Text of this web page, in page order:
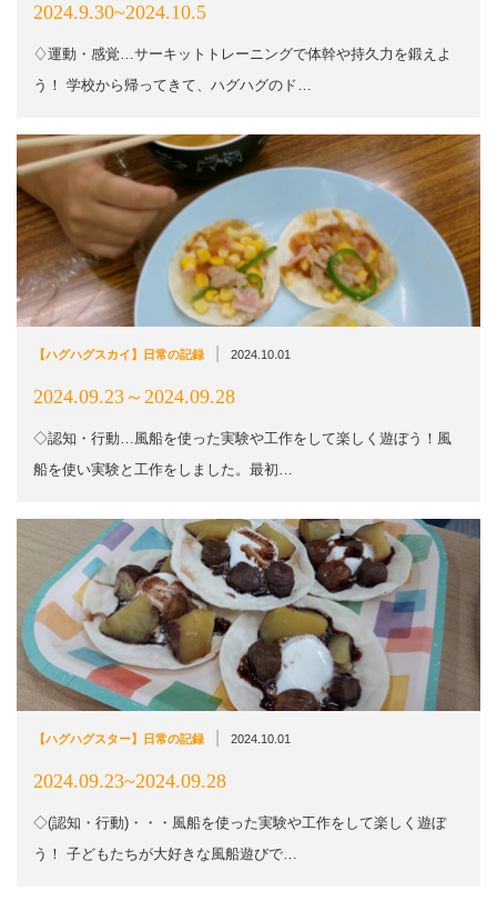
2024.9.30~2024.10.5
♢運動・感覚…サーキットトレーニングで体幹や持久力を鍛えよ
う！ 学校から帰ってきて、ハグハグのド…
【ハグハグスカイ】日常の記録 2024.10.01
2024.09.23～2024.09.28
◇認知・行動…風船を使った実験や工作をして楽しく遊ぼう！風
船を使い実験と工作をしました。最初…
【ハグハグスター】日常の記録 2024.10.01
2024.09.23~2024.09.28
◇(認知・行動)・・・風船を使った実験や工作をして楽しく遊ぼ
う！ 子どもたちが大好きな風船遊びで…